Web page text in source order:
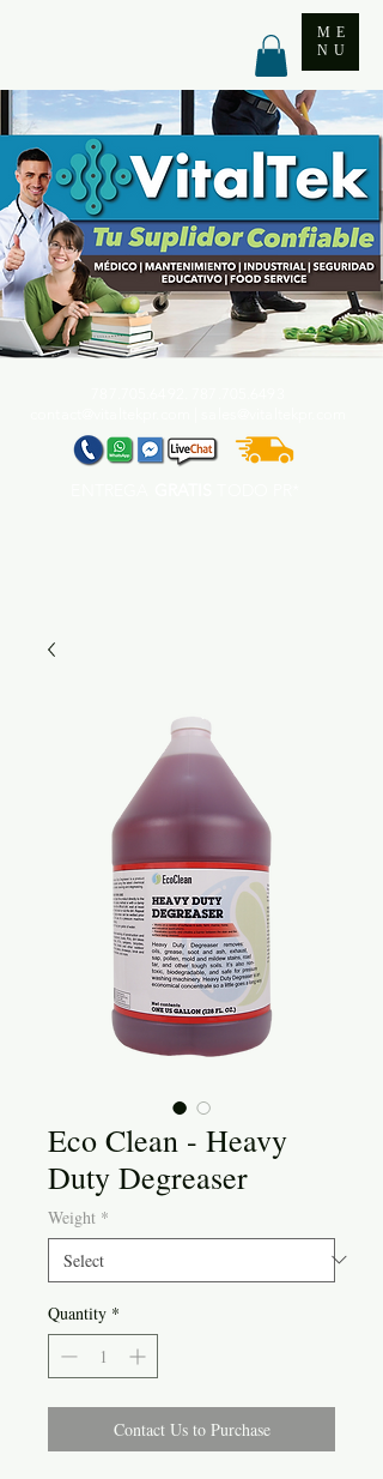
ME
NU
Eco Clean - Heavy
Duty Degreaser
Weight *
Quantity *
Contact Us to Purchase